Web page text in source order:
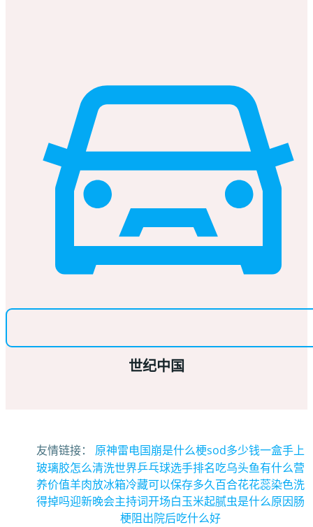
世纪中国
友情链接： 原神雷电国崩是什么梗sod多少钱一盒手上
玻璃胶怎么清洗世界乒乓球选手排名吃乌头鱼有什么营
养价值羊肉放冰箱冷藏可以保存多久百合花花蕊染色洗
得掉吗迎新晚会主持词开场白玉米起腻虫是什么原因肠
梗阻出院后吃什么好